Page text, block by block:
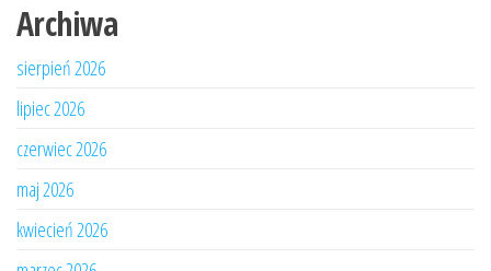
Archiwa
sierpień 2026
lipiec 2026
czerwiec 2026
maj 2026
kwiecień 2026